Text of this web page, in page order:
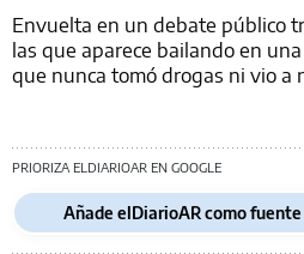
Envuelta en un debate público
las que aparece bailando en
que nunca tomó drogas ni vio a
PRIORIZA ELDIARIOAR EN GOOGLE
Añade elDiarioAR como